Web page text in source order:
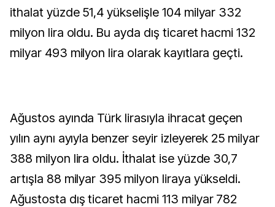
ithalat yüzde 51,4 yükselişle 104 milyar 332
milyon lira oldu. Bu ayda dış ticaret hacmi 132
milyar 493 milyon lira olarak kayıtlara geçti.
Ağustos ayında Türk lirasıyla ihracat geçen
yılın aynı ayıyla benzer seyir izleyerek 25 milyar
388 milyon lira oldu. İthalat ise yüzde 30,7
artışla 88 milyar 395 milyon liraya yükseldi.
Ağustosta dış ticaret hacmi 113 milyar 782